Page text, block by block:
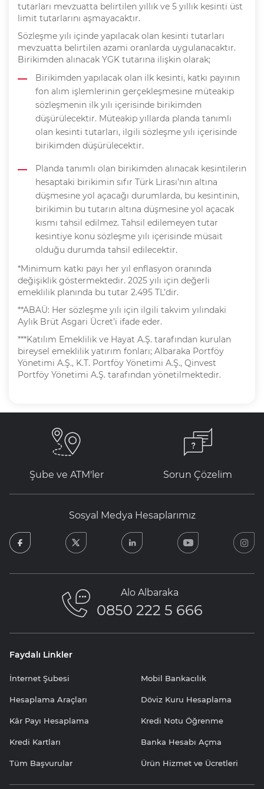
tutarları mevzuatta belirtilen yıllık ve 5 yıllık kesinti üst
limit tutarlarını aşmayacaktır.
Sözleşme yılı içinde yapılacak olan kesinti tutarları
mevzuatta belirtilen azami oranlarda uygulanacaktır.
Birikimden alınacak YGK tutarına ilişkin olarak;
Birikimden yapılacak olan ilk kesinti, katkı payının
fon alım işlemlerinin gerçekleşmesine müteakip
sözleşmenin ilk yılı içerisinde birikimden
düşürülecektir. Müteakip yıllarda planda tanımlı
olan kesinti tutarları, ilgili sözleşme yılı içerisinde
birikimden düşürülecektir.
Planda tanımlı olan birikimden alınacak kesintilerin
hesaptaki birikimin sıfır Türk Lirası’nın altına
düşmesine yol açacağı durumlarda, bu kesintinin,
birikimin bu tutarın altına düşmesine yol açacak
kısmı tahsil edilmez. Tahsil edilemeyen tutar
kesintiye konu sözleşme yılı içerisinde müsait
olduğu durumda tahsil edilecektir.
*Minimum katkı payı her yıl enflasyon oranında
değişiklik göstermektedir. 2025 yılı için değerli
emeklilik planında bu tutar 2.495 TL’dir.
**ABAÜ: Her sözleşme yılı için ilgili takvim yılındaki
Aylık Brüt Asgari Ücret’i ifade eder.
***Katılım Emeklilik ve Hayat A.Ş. tarafından kurulan
bireysel emeklilik yatırım fonları; Albaraka Portföy
Yönetimi A.Ş., K.T. Portföy Yönetimi A.Ş., Qinvest
Portföy Yönetimi A.Ş. tarafından yönetilmektedir.
Şube ve ATM'ler Sorun Çözelim
Sosyal Medya Hesaplarımız
facebook
Alo Albaraka
0850 222 5 666
Faydalı Linkler
İnternet Şubesi Mobil Bankacılık
Hesaplama Araçları Döviz Kuru Hesaplama
Kâr Payı Hesaplama Kredi Notu Öğrenme
Kredi Kartları Banka Hesabı Açma
Tüm Başvurular Ürün Hizmet ve Ücretleri